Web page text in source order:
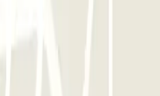
toda a rede de parques
disponível em Parclick.